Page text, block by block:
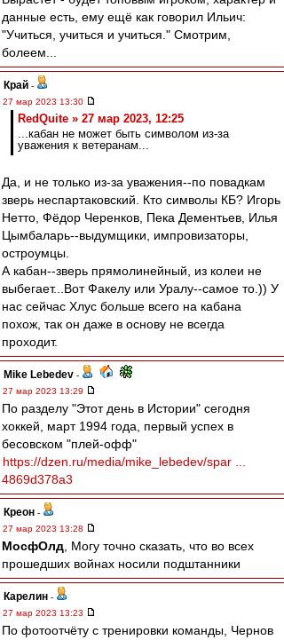
данные есть, ему ещё как говорил Ильич:
"Учиться, учиться и учиться." Смотрим,
болеем...
Край -
27 мар 2023 13:30
RedQuite » 27 мар 2023, 12:25
...кабан не может быть символом из-за
уважения к ветеранам...
Да, и не только из-за уважения--по повадкам
зверь неспартаковский. Кто символы КБ? Игорь
Нетто, Фёдор Черенков, Пека Дементьев, Илья
Цымбаларь--выдумщики, импровизаторы,
остроумцы.
А кабан--зверь прямолинейный, из колеи не
выбегает...Вот Факелу или Уралу--самое то.)) У
нас сейчас Хлус больше всего на кабана
похож, так он даже в основу не всегда
проходит.
Mike Lebedev -
27 мар 2023 13:29
По разделу "Этот день в Истории" сегодня
хоккей, март 1994 года, первый успех в
бесовском "плей-офф"
https://dzen.ru/media/mike_lebedev/spar ...
4869d378a3
Креон -
27 мар 2023 13:28
МосфОлд , Могу точно сказать, что во всех
прошедших войнах носили подштанники
Карелин -
27 мар 2023 13:23
По фотоотчёту с тренировки команды, Чернов